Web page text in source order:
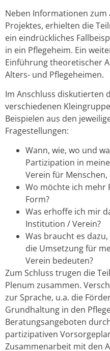
Neben Informationen zum
Projektes, erhielten die
ein eindrückliches
in ein Pflegeheim. Ein
Einführung theoretischer
Alters- und Pflegeheimen.
Im Anschluss diskutierten
verschiedenen
Beispielen aus den
Fragestellungen:
Wann, wie, wo und
Partizipation in
Verein für
Wo möchte ich mehr
Form?
Was erhoffe ich mir
Institution / Verein?
Was braucht es
die Umsetzung für
Verein bedeuten?
Zum Schluss trugen die
Plenum zusammen.
zur Sprache, u.a. die
Grundhaltung in den
Beratungsangeboten
partizipativen
Zusammenarbeit mit den